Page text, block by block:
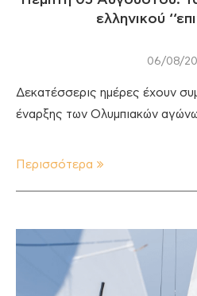
ελληνικού
06/08/
Δεκατέσσερις ημέρες έχουν
έναρξης των Ολυμπιακών
Περισσότερα